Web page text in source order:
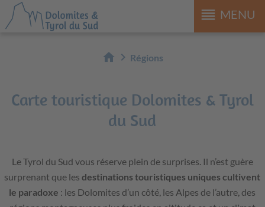
reorder MENU
home chevron_right Régions
Carte touristique Dolomites & Tyrol
du Sud
Le Tyrol du Sud vous réserve plein de surprises. Il n’est guère
surprenant que lesdestinations touristiques uniques cultivent
le paradoxe : les Dolomites d’un côté, les Alpes de l’autre, des